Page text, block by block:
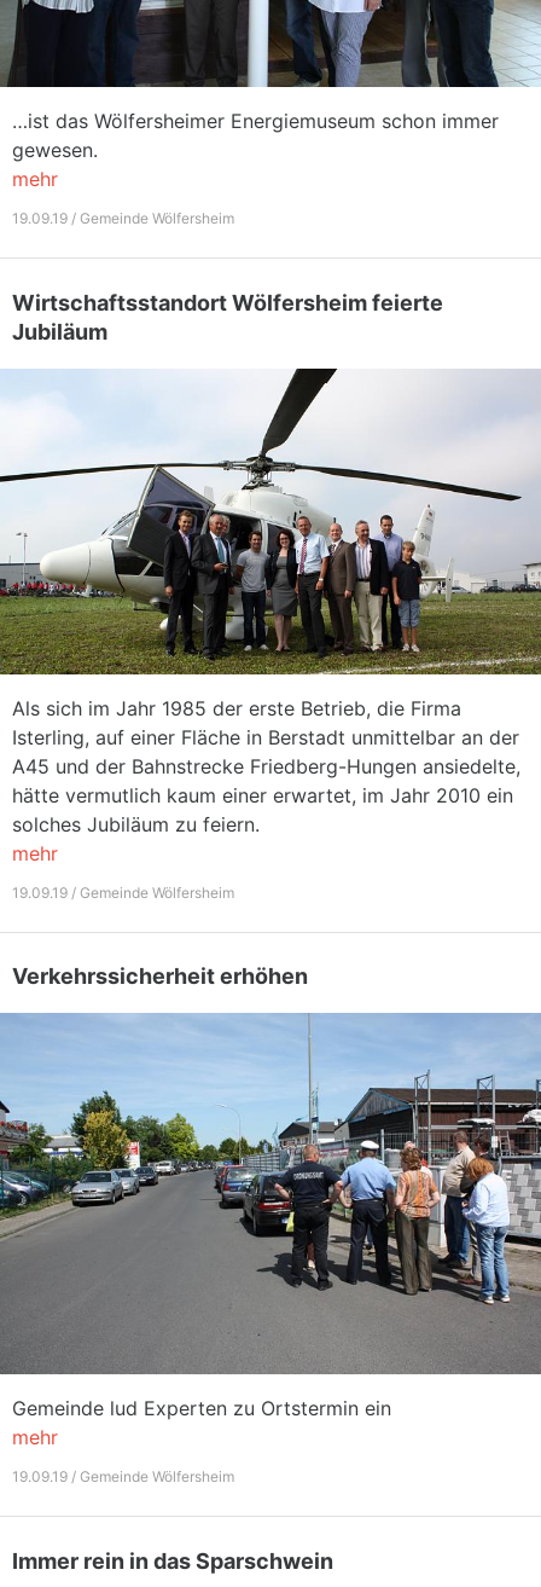
…ist das Wölfersheimer Energiemuseum schon immer
gewesen.
mehr
19.09.19 / Gemeinde Wölfersheim
Wirtschaftsstandort Wölfersheim feierte
Jubiläum
Als sich im Jahr 1985 der erste Betrieb, die Firma
Isterling, auf einer Fläche in Berstadt unmittelbar an der
A45 und der Bahnstrecke Friedberg-Hungen ansiedelte,
hätte vermutlich kaum einer erwartet, im Jahr 2010 ein
solches Jubiläum zu feiern.
mehr
19.09.19 / Gemeinde Wölfersheim
Verkehrssicherheit erhöhen
Gemeinde lud Experten zu Ortstermin ein
mehr
19.09.19 / Gemeinde Wölfersheim
Immer rein in das Sparschwein